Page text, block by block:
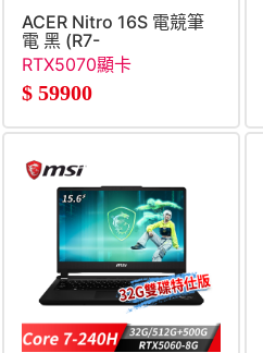
ACER Nitro 16S 電競筆
電 黑 (R7-
350&#47;16G&#47;512G
SSD&#47;RTX5070&#47;W11)
RTX5070顯卡
$ 59900